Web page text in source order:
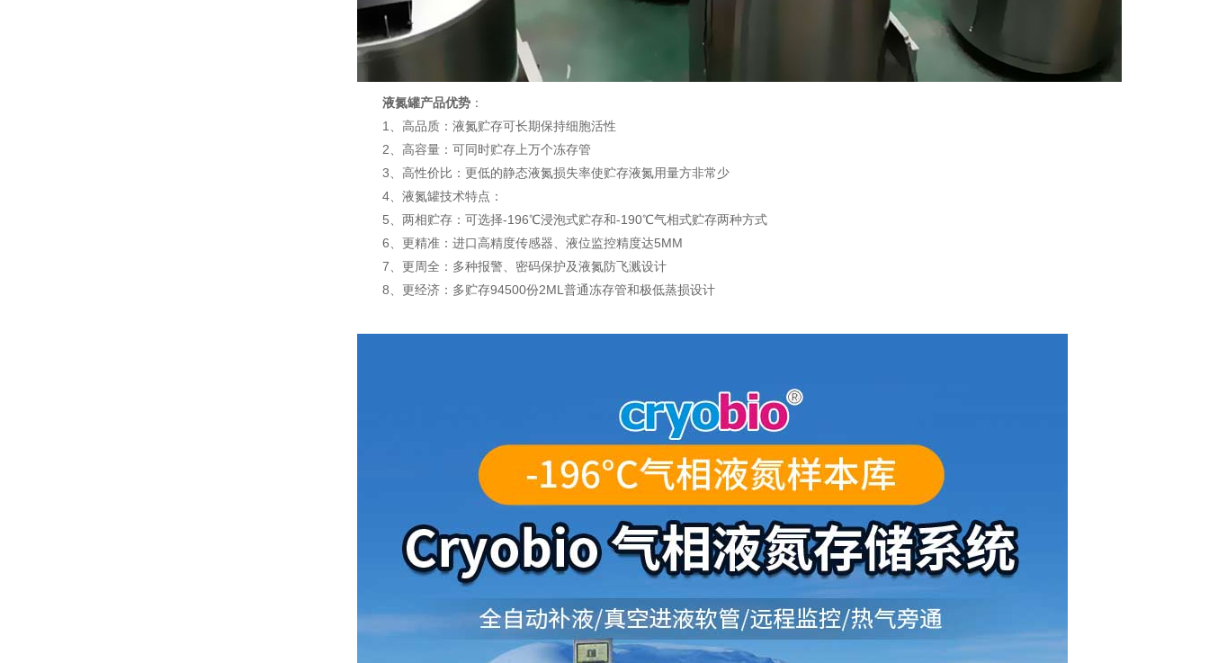
液氮罐产品优势 ：
1、高品质：液氮贮存可长期保持细胞活性
2、高容量：可同时贮存上万个冻存管
3、高性价比：更低的静态液氮损失率使贮存液氮用量方非常少
4、液氮罐技术特点：
5、两相贮存：可选择-196℃浸泡式贮存和-190℃气相式贮存两种方式
6、更精准：进口高精度传感器、液位监控精度达5MM
7、更周全：多种报警、密码保护及液氮防飞溅设计
8、更经济：多贮存94500份2ML普通冻存管和极低蒸损设计